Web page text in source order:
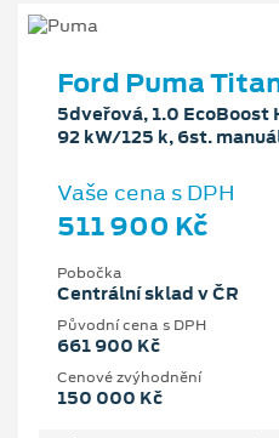
Ford Puma
5dveřová, 1.0 EcoBoost
92 kW/125 k, 6st.
Vaše cena s DPH
511 900 Kč
Pobočka
Centrální sklad v ČR
Původní cena s DPH
661 900 Kč
Cenové zvýhodnění
150 000 Kč